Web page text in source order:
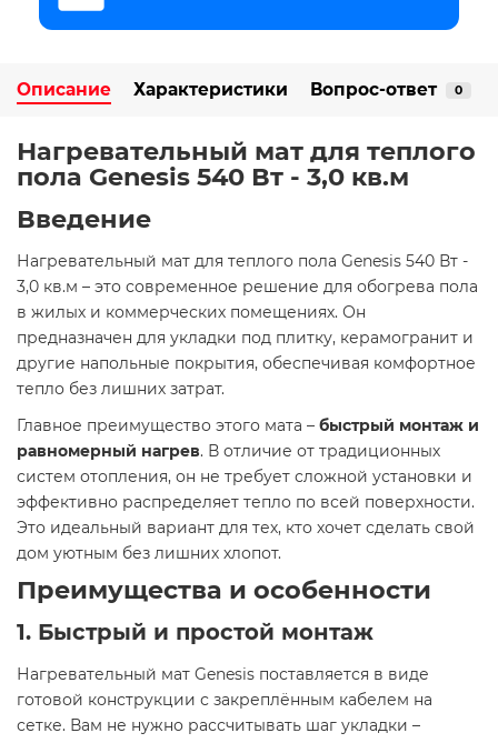
Описание Характеристики Вопрос-ответ 0
Нагревательный мат для теплого
пола Genesis 540 Вт - 3,0 кв.м
Введение
Нагревательный мат для теплого пола Genesis 540 Вт -
3,0 кв.м – это современное решение для обогрева пола
в жилых и коммерческих помещениях. Он
предназначен для укладки под плитку, керамогранит и
другие напольные покрытия, обеспечивая комфортное
тепло без лишних затрат.
Главное преимущество этого мата – быстрый монтаж и
равномерный нагрев. В отличие от традиционных
систем отопления, он не требует сложной установки и
эффективно распределяет тепло по всей поверхности.
Это идеальный вариант для тех, кто хочет сделать свой
дом уютным без лишних хлопот.
Преимущества и особенности
1. Быстрый и простой монтаж
Нагревательный мат Genesis поставляется в виде
готовой конструкции с закреплённым кабелем на
сетке. Вам не нужно рассчитывать шаг укладки –